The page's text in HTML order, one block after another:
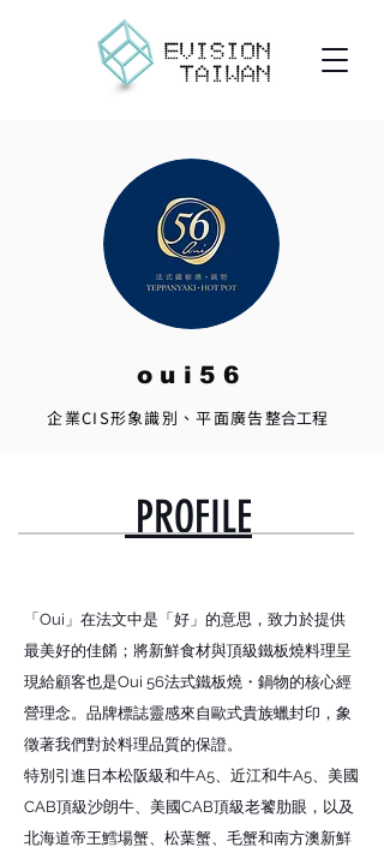
oui56​
企業CIS形象識別、平面廣告整合工程
PROFILE
「Oui」在法文中是「好」的意思，致力於提供
最美好的佳餚；將新鮮食材與頂級鐵板燒料理呈
現給顧客也是Oui 56法式鐵板燒・鍋物的核心經
營理念。品牌標誌靈感來自歐式貴族蠟封印，象
徵著我們對於料理品質的保證。
特別引進日本松阪級和牛A5、近江和牛A5、美國
CAB頂級沙朗牛、美國CAB頂級老饕肋眼，以及
北海道帝王鱈場蟹、松葉蟹、毛蟹和南方澳新鮮